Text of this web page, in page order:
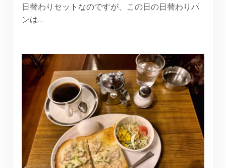
日替わりセットなのですが、この日の日替わりパ
ンは…